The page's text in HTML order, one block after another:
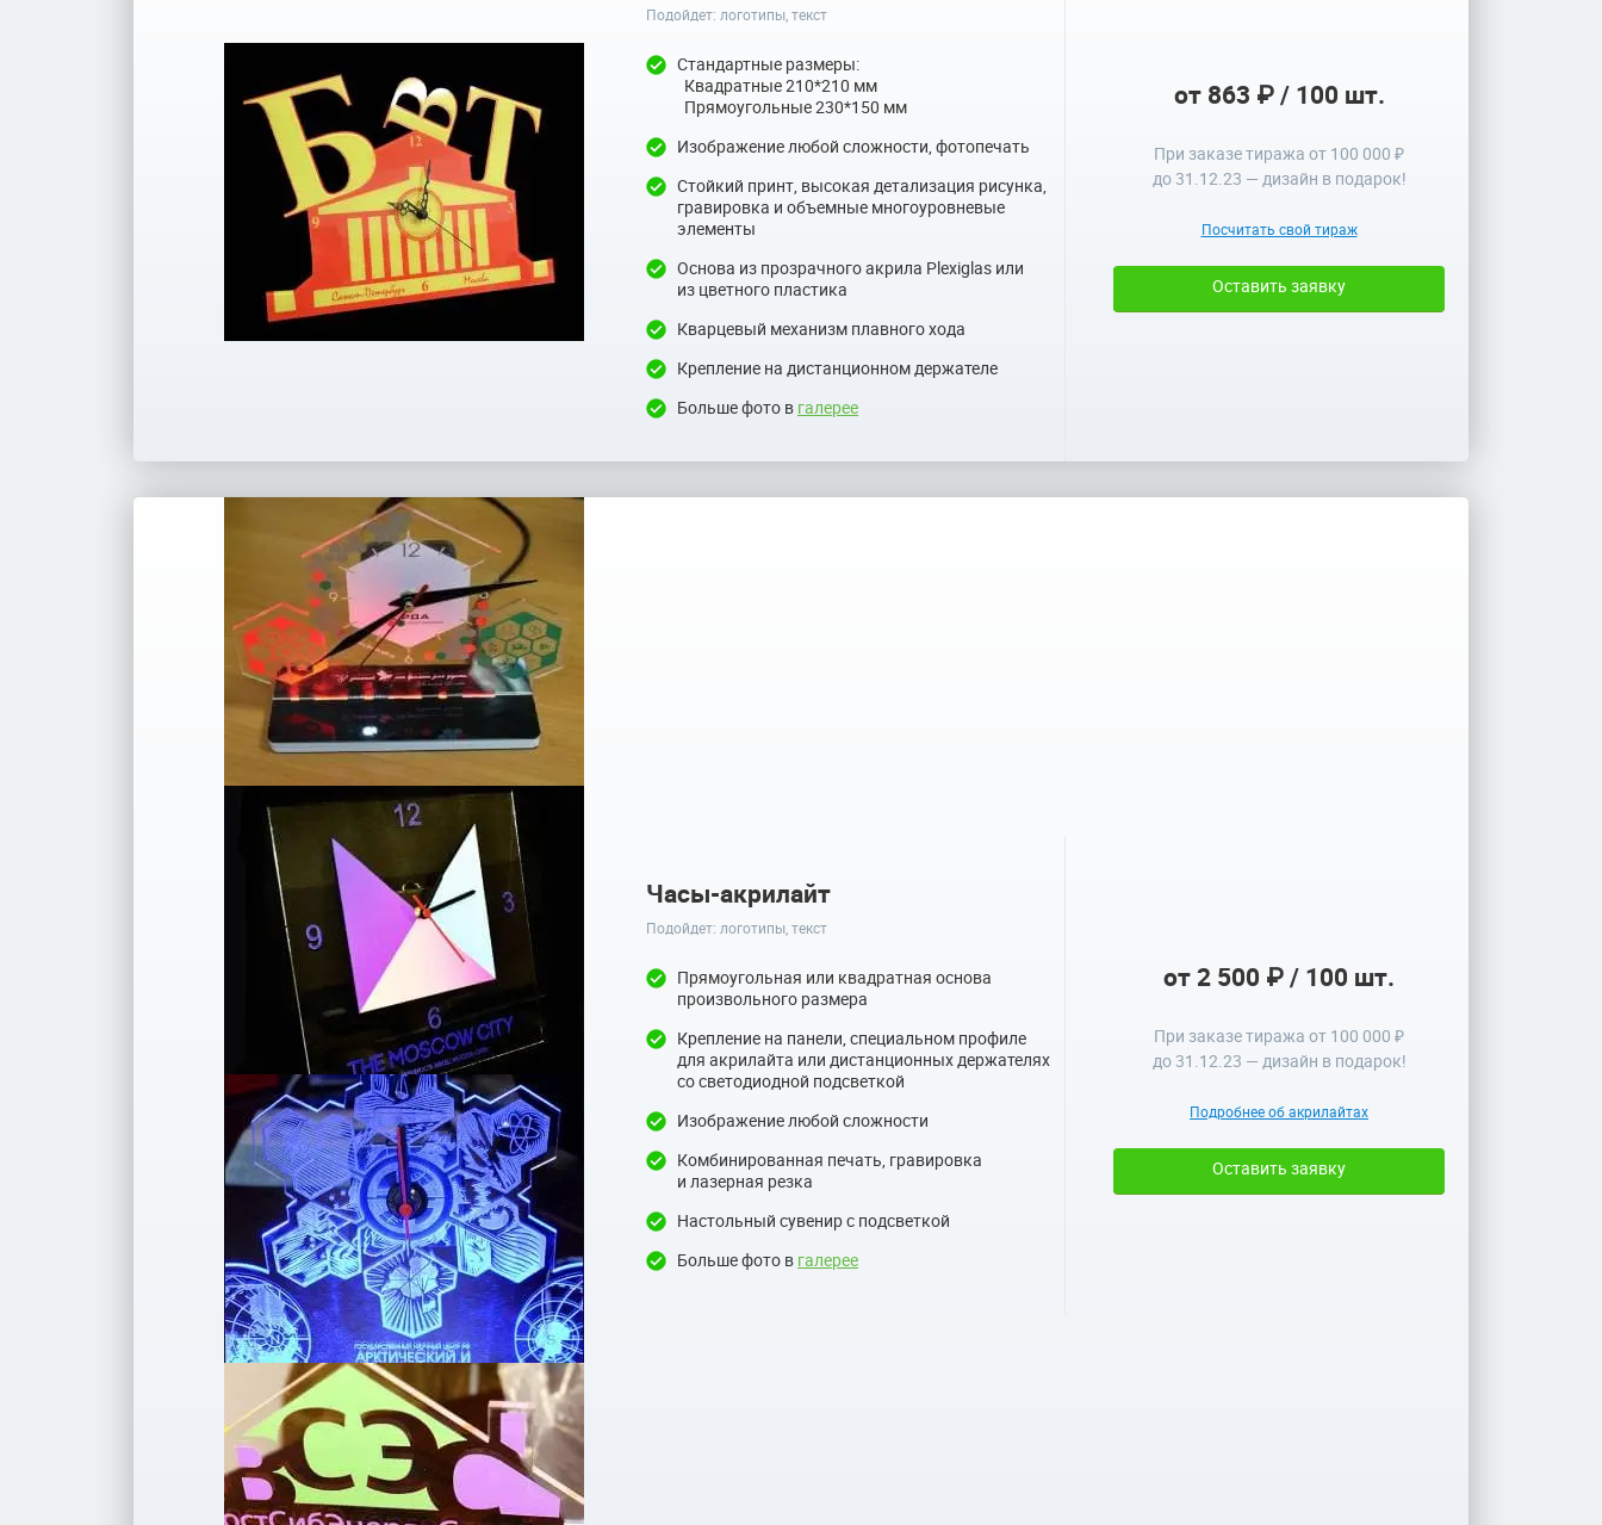
Подойдет: логотипы, текст
Стандартные размеры:
Квадратные 210*210 мм
Прямоугольные 230*150 мм
Изображение любой сложности, фотопечать
Стойкий принт, высокая детализация рисунка,
гравировка и объемные многоуровневые
элементы
Основа из прозрачного акрила Plexiglas или
из цветного пластика
Кварцевый механизм плавного хода
Крепление на дистанционном держателе
Больше фото в галерее
от 863 ₽ / 100 шт.
При заказе тиража от 100 000 ₽
до 31.12.23 — дизайн в подарок!
Посчитать свой тираж
Оставить заявку
Часы-акрилайт
Подойдет: логотипы, текст
Прямоугольная или квадратная основа
произвольного размера
Крепление на панели, специальном профиле
для акрилайта или дистанционных держателях
со светодиодной подсветкой
Изображение любой сложности
Комбинированная печать, гравировка
и лазерная резка
Настольный сувенир с подсветкой
Больше фото в галерее
от 2 500 ₽ / 100 шт.
При заказе тиража от 100 000 ₽
до 31.12.23 — дизайн в подарок!
Подробнее об акрилайтах
Оставить заявку